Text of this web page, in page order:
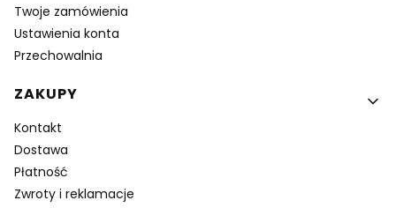
Twoje zamówienia
Ustawienia konta
Przechowalnia
ZAKUPY
Kontakt
Dostawa
Płatność
Zwroty i reklamacje